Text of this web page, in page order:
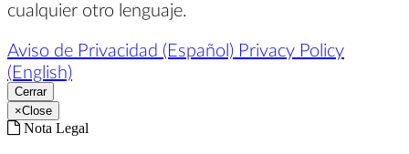
cualquier otro lenguaje.
Aviso de Privacidad (Español) Privacy Policy
(English)
Cerrar
×Close
Nota Legal